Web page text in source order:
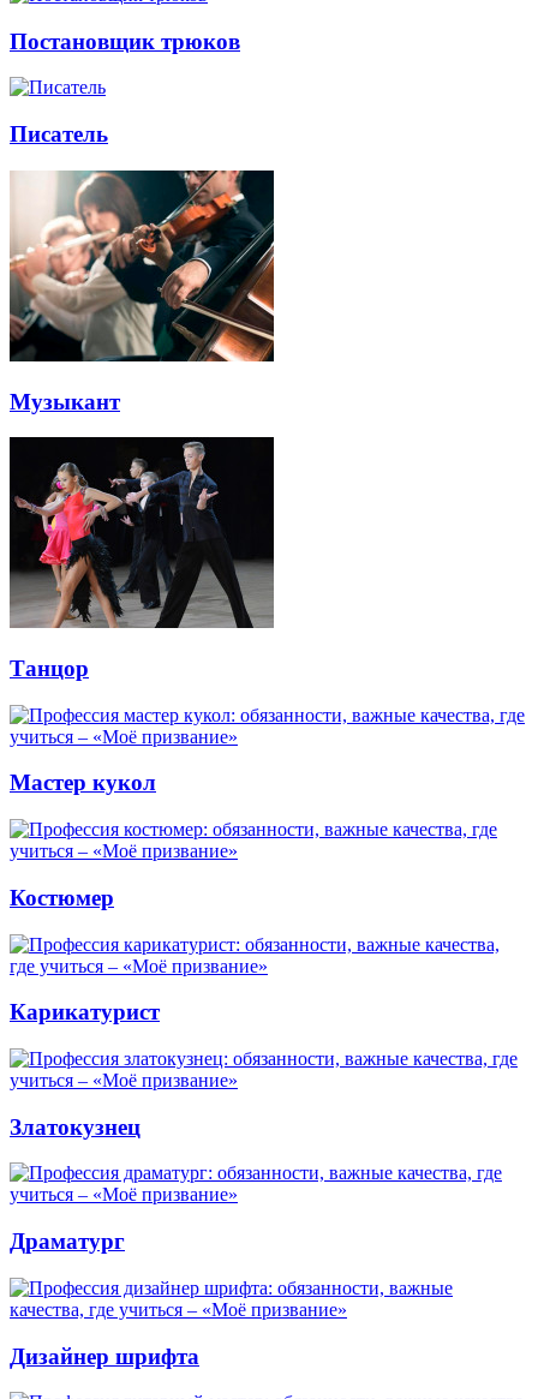
Постановщик трюков
Писатель
Музыкант
Танцор
Мастер кукол
Костюмер
Карикатурист
Златокузнец
Драматург
Дизайнер шрифта